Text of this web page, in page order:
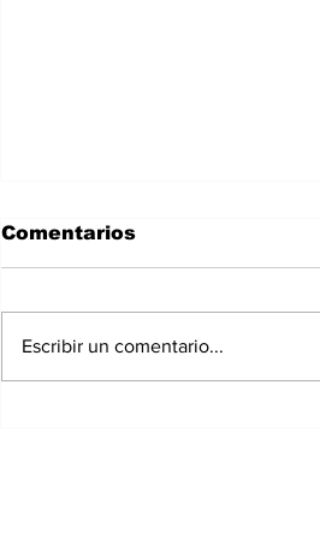
Comentarios
Escribir un comentario...